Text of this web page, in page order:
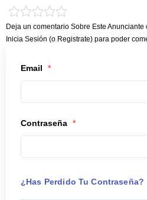
Deja un comentario Sobre Este
Inicia Sesión (o Registrate) para poder
Email *
Contraseña *
¿Has Perdido Tu Contraseña?